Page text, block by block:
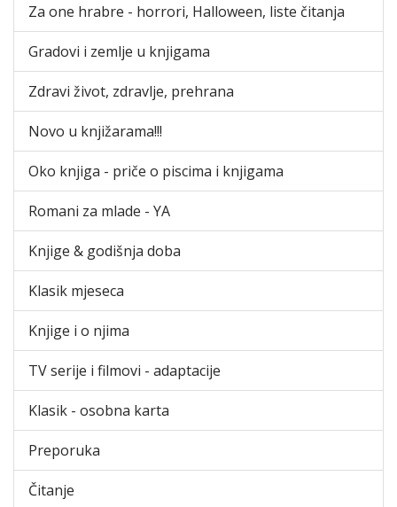
Za one hrabre - horrori, Halloween, liste čitanja
Gradovi i zemlje u knjigama
Zdravi život, zdravlje, prehrana
Novo u knjižarama!!!
Oko knjiga - priče o piscima i knjigama
Romani za mlade - YA
Knjige & godišnja doba
Klasik mjeseca
Knjige i o njima
TV serije i filmovi - adaptacije
Klasik - osobna karta
Preporuka
Čitanje